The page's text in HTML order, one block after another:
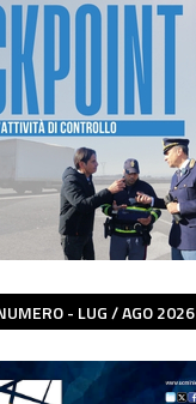
- LUG / AGO 2026